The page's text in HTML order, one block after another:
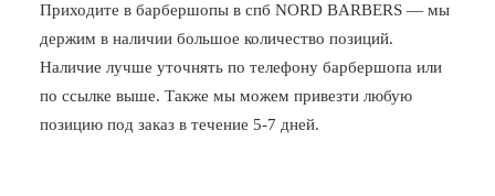
Приходите в барбершопы в спб NORD BARBERS — мы
держим в наличии большое количество позиций.
Наличие лучше уточнять по телефону барбершопа или
по ссылке выше. Также мы можем привезти любую
позицию под заказ в течение 5-7 дней.